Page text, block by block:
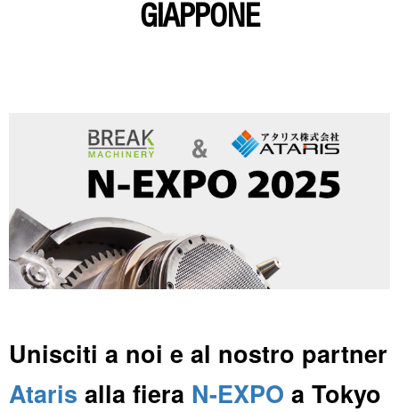
GIAPPONE
Unisciti a noi e al nostro partner
Ataris alla fiera N-EXPO a Tokyo